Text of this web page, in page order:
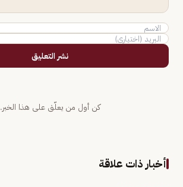
نشر التعليق
كن أول من يعلّق على هذا الخبر.
أخبار ذات علاقة